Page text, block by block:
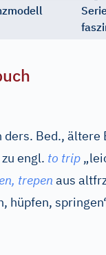
ders. Bed., ältere
engl. to trip
trepen aus
hüpfen,